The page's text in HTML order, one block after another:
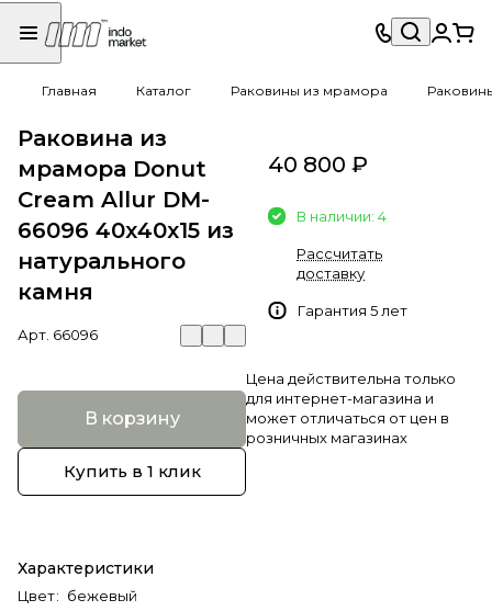
Главная Каталог Раковины из мрамора
Раковина из
мрамора Donut
Cream Allur DM-
66096 40х40х15 из
натурального
камня
Арт. 66096
В корзину
Купить в 1 клик
Характеристики
Цвет: бежевый
40 800 ₽
В наличии: 4
Рассчитать
доставку
Гарантия 5 лет
Цена действительна только
для интернет-магазина и
может отличаться от цен в
розничных магазинах